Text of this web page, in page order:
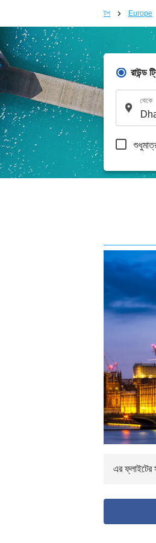
টপ Europe
রাউন্ড
থেকে
এর ফ্লাইটের